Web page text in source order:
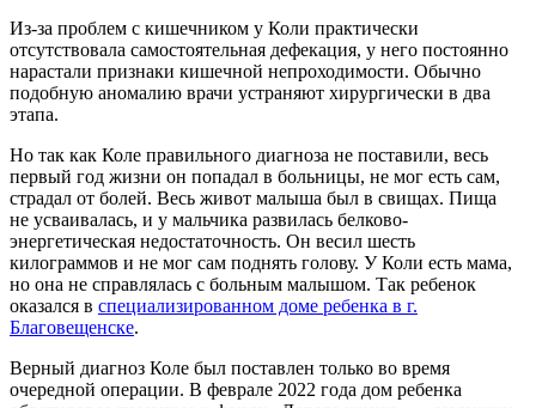
Из-за проблем с кишечником у Коли практически
отсутствовала самостоятельная дефекация, у него постоянно
нарастали признаки кишечной непроходимости. Обычно
подобную аномалию врачи устраняют хирургически в два
этапа.
Но так как Коле правильного диагноза не поставили, весь
первый год жизни он попадал в больницы, не мог есть сам,
страдал от болей. Весь живот малыша был в свищах. Пища
не усваивалась, и у мальчика развилась белково-
энергетическая недостаточность. Он весил шесть
килограммов и не мог сам поднять голову. У Коли есть мама,
но она не справлялась с больным малышом. Так ребенок
оказался в специализированном доме ребенка в г.
Благовещенске.
Верный диагноз Коле был поставлен только во время
очередной операции. В феврале 2022 года дом ребенка